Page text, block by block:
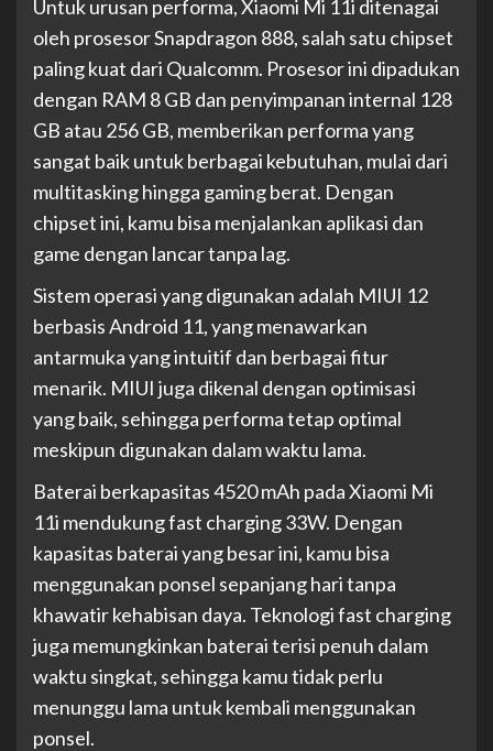
Untuk urusan performa, Xiaomi Mi 11i ditenagai
oleh prosesor Snapdragon 888, salah satu chipset
paling kuat dari Qualcomm. Prosesor ini dipadukan
dengan RAM 8 GB dan penyimpanan internal 128
GB atau 256 GB, memberikan performa yang
sangat baik untuk berbagai kebutuhan, mulai dari
multitasking hingga gaming berat. Dengan
chipset ini, kamu bisa menjalankan aplikasi dan
game dengan lancar tanpa lag.
Sistem operasi yang digunakan adalah MIUI 12
berbasis Android 11, yang menawarkan
antarmuka yang intuitif dan berbagai fitur
menarik. MIUI juga dikenal dengan optimisasi
yang baik, sehingga performa tetap optimal
meskipun digunakan dalam waktu lama.
Baterai berkapasitas 4520 mAh pada Xiaomi Mi
11i mendukung fast charging 33W. Dengan
kapasitas baterai yang besar ini, kamu bisa
menggunakan ponsel sepanjang hari tanpa
khawatir kehabisan daya. Teknologi fast charging
juga memungkinkan baterai terisi penuh dalam
waktu singkat, sehingga kamu tidak perlu
menunggu lama untuk kembali menggunakan
ponsel.